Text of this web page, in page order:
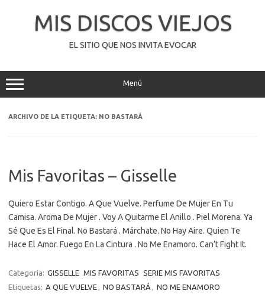
contenidoMIS DISCOS VIEJOS
EL SITIO QUE NOS INVITA EVOCAR
Menú
ARCHIVO DE LA ETIQUETA: NO BASTARÁ
Mis Favoritas – Gisselle
Quiero Estar Contigo. A Que Vuelve. Perfume De Mujer En Tu
Camisa. Aroma De Mujer . Voy A Quitarme El Anillo . Piel Morena. Ya
Sé Que Es El Final. No Bastará . Márchate. No Hay Aire. Quien Te
Hace El Amor. Fuego En La Cintura . No Me Enamoro. Can’t Fight It.
Categoría: GISSELLE MIS FAVORITAS SERIE MIS FAVORITAS
Etiquetas: A QUE VUELVE, NO BASTARÁ , NO ME ENAMORO